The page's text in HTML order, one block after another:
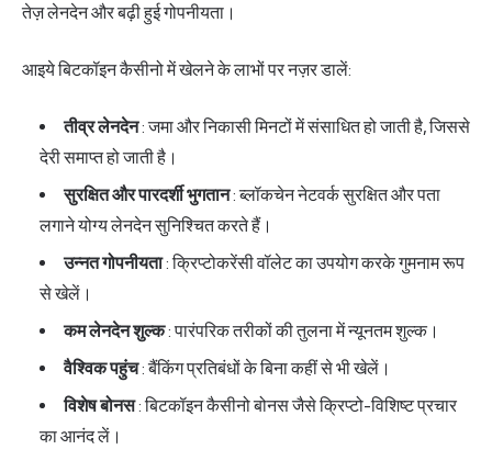
तेज़ लेनदेन और बढ़ी हुई गोपनीयता।
आइये बिटकॉइन कैसीनो में खेलने के लाभों पर नज़र डालें:
तीव्र लेनदेन: जमा और निकासी मिनटों में संसाधित हो जाती है, जिससे
देरी समाप्त हो जाती है।
सुरक्षित और पारदर्शी भुगतान: ब्लॉकचेन नेटवर्क सुरक्षित और पता
लगाने योग्य लेनदेन सुनिश्चित करते हैं।
उन्नत गोपनीयता: क्रिप्टोकरेंसी वॉलेट का उपयोग करके गुमनाम रूप
से खेलें।
कम लेनदेन शुल्क: पारंपरिक तरीकों की तुलना में न्यूनतम शुल्क।
वैश्विक पहुंच: बैंकिंग प्रतिबंधों के बिना कहीं से भी खेलें।
विशेष बोनस: बिटकॉइन कैसीनो बोनस जैसे क्रिप्टो-विशिष्ट प्रचार
का आनंद लें।